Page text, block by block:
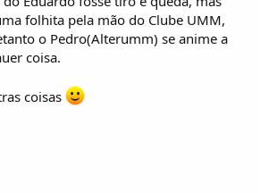
folhita pela mão do Clube UMM,
o Pedro(Alterumm) se anime a
coisa.
coisas